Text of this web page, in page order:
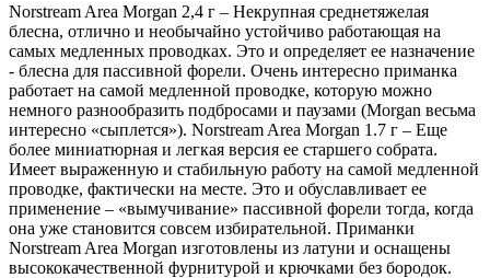
Norstream Area Morgan 2,4 г – Некрупная среднетяжелая
блесна, отлично и необычайно устойчиво работающая на
самых медленных проводках. Это и определяет ее назначение
- блесна для пассивной форели. Очень интересно приманка
работает на самой медленной проводке, которую можно
немного разнообразить подбросами и паузами (Morgan весьма
интересно «сыплется»). Norstream Area Morgan 1.7 г – Еще
более миниатюрная и легкая версия ее старшего собрата.
Имеет выраженную и стабильную работу на самой медленной
проводке, фактически на месте. Это и обуславливает ее
применение – «вымучивание» пассивной форели тогда, когда
она уже становится совсем избирательной. Приманки
Norstream Area Morgan изготовлены из латуни и оснащены
высококачественной фурнитурой и крючками без бородок.